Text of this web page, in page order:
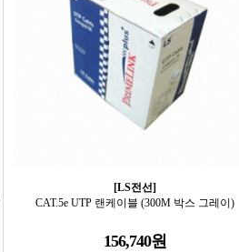
[LS전선]
CAT.5e UTP 랜케이블 (300M 박스 그레이)
156,740원